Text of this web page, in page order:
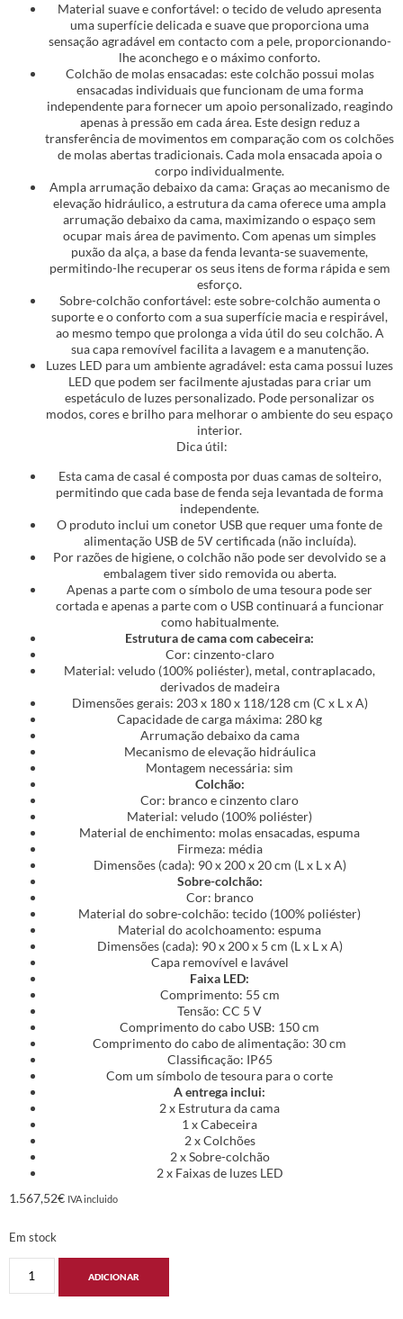
Material suave e confortável: o tecido de veludo apresenta
uma superfície delicada e suave que proporciona uma
sensação agradável em contacto com a pele, proporcionando-
lhe aconchego e o máximo conforto.
Colchão de molas ensacadas: este colchão possui molas
ensacadas individuais que funcionam de uma forma
independente para fornecer um apoio personalizado, reagindo
apenas à pressão em cada área. Este design reduz a
transferência de movimentos em comparação com os colchões
de molas abertas tradicionais. Cada mola ensacada apoia o
corpo individualmente.
Ampla arrumação debaixo da cama: Graças ao mecanismo de
elevação hidráulico, a estrutura da cama oferece uma ampla
arrumação debaixo da cama, maximizando o espaço sem
ocupar mais área de pavimento. Com apenas um simples
puxão da alça, a base da fenda levanta-se suavemente,
permitindo-lhe recuperar os seus itens de forma rápida e sem
esforço.
Sobre-colchão confortável: este sobre-colchão aumenta o
suporte e o conforto com a sua superfície macia e respirável,
ao mesmo tempo que prolonga a vida útil do seu colchão. A
sua capa removível facilita a lavagem e a manutenção.
Luzes LED para um ambiente agradável: esta cama possui luzes
LED que podem ser facilmente ajustadas para criar um
espetáculo de luzes personalizado. Pode personalizar os
modos, cores e brilho para melhorar o ambiente do seu espaço
interior.
Dica útil:
Esta cama de casal é composta por duas camas de solteiro,
permitindo que cada base de fenda seja levantada de forma
independente.
O produto inclui um conetor USB que requer uma fonte de
alimentação USB de 5V certificada (não incluída).
Por razões de higiene, o colchão não pode ser devolvido se a
embalagem tiver sido removida ou aberta.
Apenas a parte com o símbolo de uma tesoura pode ser
cortada e apenas a parte com o USB continuará a funcionar
como habitualmente.
Estrutura de cama com cabeceira:
Cor: cinzento-claro
Material: veludo (100% poliéster), metal, contraplacado,
derivados de madeira
Dimensões gerais: 203 x 180 x 118/128 cm (C x L x A)
Capacidade de carga máxima: 280 kg
Arrumação debaixo da cama
Mecanismo de elevação hidráulica
Montagem necessária: sim
Colchão:
Cor: branco e cinzento claro
Material: veludo (100% poliéster)
Material de enchimento: molas ensacadas, espuma
Firmeza: média
Dimensões (cada): 90 x 200 x 20 cm (L x L x A)
Sobre-colchão:
Cor: branco
Material do sobre-colchão: tecido (100% poliéster)
Material do acolchoamento: espuma
Dimensões (cada): 90 x 200 x 5 cm (L x L x A)
Capa removível e lavável
Faixa LED:
Comprimento: 55 cm
Tensão: CC 5 V
Comprimento do cabo USB: 150 cm
Comprimento do cabo de alimentação: 30 cm
Classificação: IP65
Com um símbolo de tesoura para o corte
A entrega inclui:
2 x Estrutura da cama
1 x Cabeceira
2 x Colchões
2 x Sobre-colchão
2 x Faixas de luzes LED
1.567,52€ IVA incluido
Em stock
ADICIONAR